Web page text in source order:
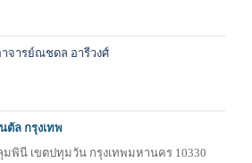
าจารย์ณชดล อารีวงศ์
ตัล กรุงเทพ
พินี เขตปทุมวัน กรุงเทพมหานคร 10330